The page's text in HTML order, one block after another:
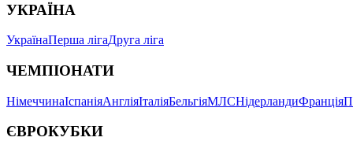
УКРАЇНА
УкраїнаПерша лігаДруга ліга
ЧЕМПІОНАТИ
НімеччинаІспаніяАнгліяІталіяБельгіяМЛСНідерландиФранція
ЄВРОКУБКИ